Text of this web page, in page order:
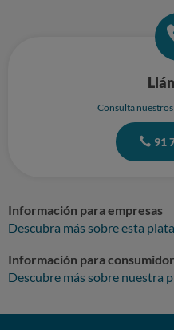
proporcionadas por el fabricante. Por todo lo anterior, solicito la
intervención de la OCU para
garantía legal y proceda a la
Consulta
91
Información para empresas
Descubra más sobre esta
Información para
Descubre más sobre nuestra